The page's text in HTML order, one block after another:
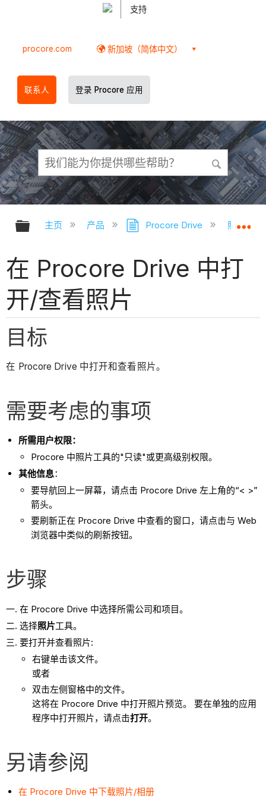
支持
procore.com 新加坡（简体中文）
联系人 登录 Procore 应用
扩展/隐缩全局层次
主页 产品 Procore Drive 照片（
在 Procore Drive 中打
开/查看照片
目标
在 Procore Drive 中打开和查看照片。
需要考虑的事项
所需用户权限：
Procore 中照片工具的"只读"或更高级别权限。
其他信息：
要导航回上一屏幕，请点击 Procore Drive 左上角的“< >”
箭头。
要刷新正在 Procore Drive 中查看的窗口，请点击与 Web
浏览器中类似的刷新按钮。
步骤
在 Procore Drive 中选择所需公司和项目。
选择照片工具。
要打开并查看照片:
右键单击该文件。
或者
双击左侧窗格中的文件。
这将在 Procore Drive 中打开照片预览。 要在单独的应用
程序中打开照片，请点击打开。
另请参阅
在 Procore Drive 中下载照片/相册